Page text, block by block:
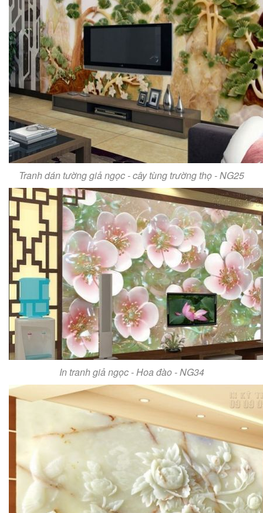
Tranh dán tường giả ngọc - cây tùng trường thọ - NG25
In tranh giả ngọc - Hoa đào - NG34